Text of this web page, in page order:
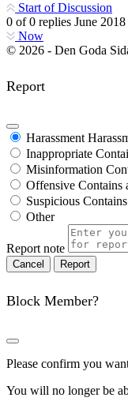
Start of Discussion
0 of0 replies June 2018
Now
© 2026 - Den Goda
Report
Harassment
Inappropriate
Misinformation
Offensive Contains
Suspicious
Other
Report note
Report
Block Member?
Please confirm you
You will no longer be